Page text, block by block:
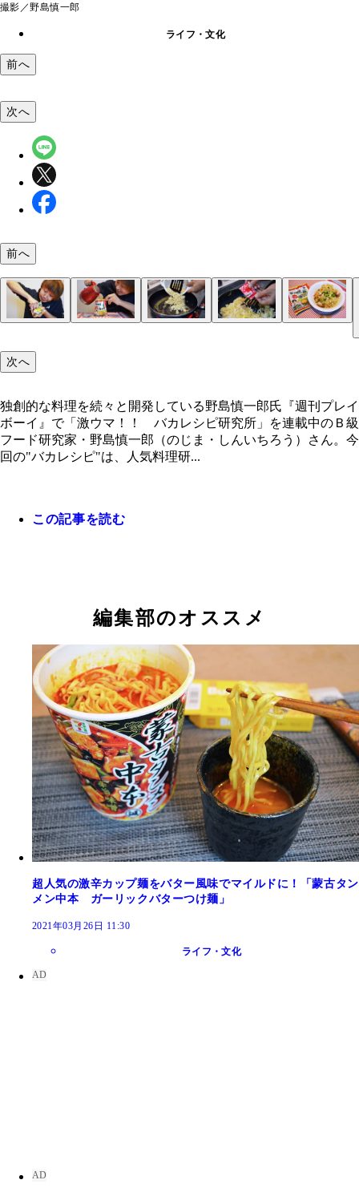
撮影／野島慎一郎
ライフ・文化
前へ
（１）殴る！ サッポロ一番の袋を手に取り、袋
（２）熱湯！ 袋からスープを取り出し、中に熱
（３）炒める！ フライパンでバターを溶かした
（４）仕上げ！ 仕上げに粉末スープと一口大に
（５）完成！「リュウジのサッポロ一番で作る！
独創的な料理を続々と開発している野島慎一郎氏
次へ
前へ
次へ
独創的な料理を続々と開発している野島慎一郎氏『週刊プレイ
ボーイ』で「激ウマ！！ バカレシピ研究所」を連載中のＢ級
フード研究家・野島慎一郎（のじま・しんいちろう）さん。今
回の"バカレシピ"は、人気料理研...
この記事を読む
編集部のオススメ
超人気の激辛カップ麺をバター風味でマイルドに！「蒙古タン
メン中本 ガーリックバターつけ麺」
2021年03月26日 11:30
ライフ・文化